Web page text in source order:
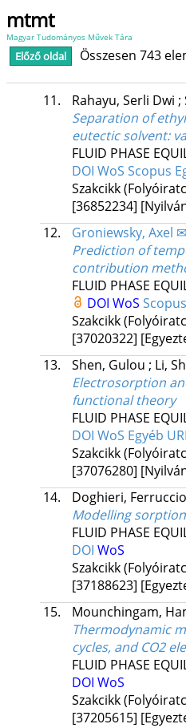
mtmt
Magyar Tudományos Művek Tára
Előző oldal Összesen 743
11. Rahayu, Serli Dwi ;
Separation of
eutectic solvent:
FLUID PHASE
DOI WoS Scopus
Szakcikk
[36852234]
12.
Groniewsky, Axel ✉
Prediction of
contribution
FLUID PHASE
DOI WoS Scopus
Szakcikk
[37020322]
13.
Shen, Gulou ; Li,
Electrosorption
functional theory
FLUID PHASE
DOI WoS Egyéb
Szakcikk
[37076280]
14.
Doghieri,
Modelling
FLUID PHASE
DOI WoS
Szakcikk
[37188623]
15.
Mounchingam,
Thermodynamic
cycles, and CO2
FLUID PHASE
DOI WoS
Szakcikk
[37205615]